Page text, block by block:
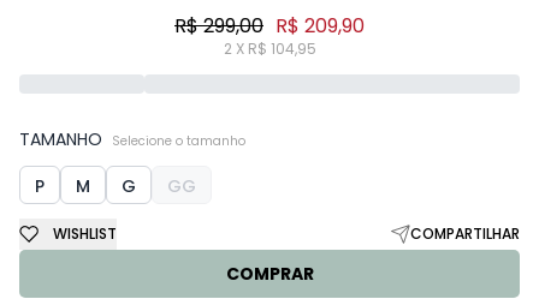
R$ 299,00 R$ 209,90
2 X R$ 104,95
TAMANHO Selecione o tamanho
P M G GG
COMPRAR
WISHLIST COMPARTILHAR